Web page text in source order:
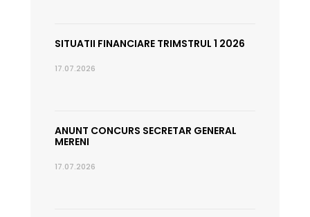
SITUATII FINANCIARE TRIMSTRUL 1 2026
17.07.2026
ANUNT CONCURS SECRETAR GENERAL
MERENI
17.07.2026